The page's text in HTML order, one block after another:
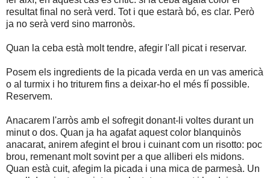
resultat final no serà verd. Tot i que estarà bó, es clar. Però
ja no serà verd sino marronòs.
Quan la ceba està molt tendre, afegir l'all picat i reservar.
Posem els ingredients de la picada verda en un vas americà
o al turmix i ho triturem fins a deixar-ho el més fí possible.
Reservem.
Anacarem l'arròs amb el sofregit donant-li voltes durant un
minut o dos. Quan ja ha agafat aquest color blanquinòs
anacarat, anirem afegint el brou i cuinant com un risotto: poc
brou, remenant molt sovint per a que alliberi els midons.
Quan està cuit, afegim la picada i una mica de parmesà. Un